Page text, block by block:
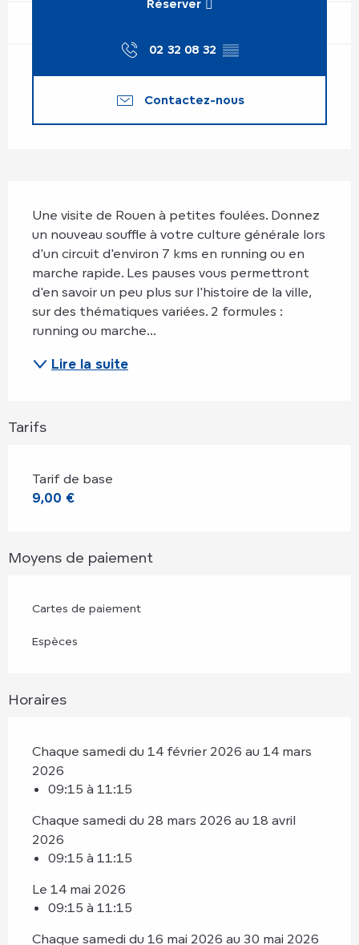
Réserver
02 32 08 32 ▒▒
Contactez-nous
Une visite de Rouen à petites foulées. Donnez
un nouveau souffle à votre culture générale lors
d'un circuit d'environ 7 kms en running ou en
marche rapide. Les pauses vous permettront
d'en savoir un peu plus sur l'histoire de la ville,
sur des thématiques variées. 2 formules :
running ou marche...
Lire la suite
Tarifs
Tarif de base
9,00 €
Moyens de paiement
Cartes de paiement
Espèces
Horaires
Chaque samedi du 14 février 2026 au 14 mars
2026
09:15 à 11:15
Chaque samedi du 28 mars 2026 au 18 avril
2026
09:15 à 11:15
Le 14 mai 2026
09:15 à 11:15
Chaque samedi du 16 mai 2026 au 30 mai 2026